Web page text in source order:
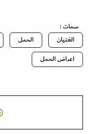
سمات :
الغثيان
الحمل
اعراض الحمل